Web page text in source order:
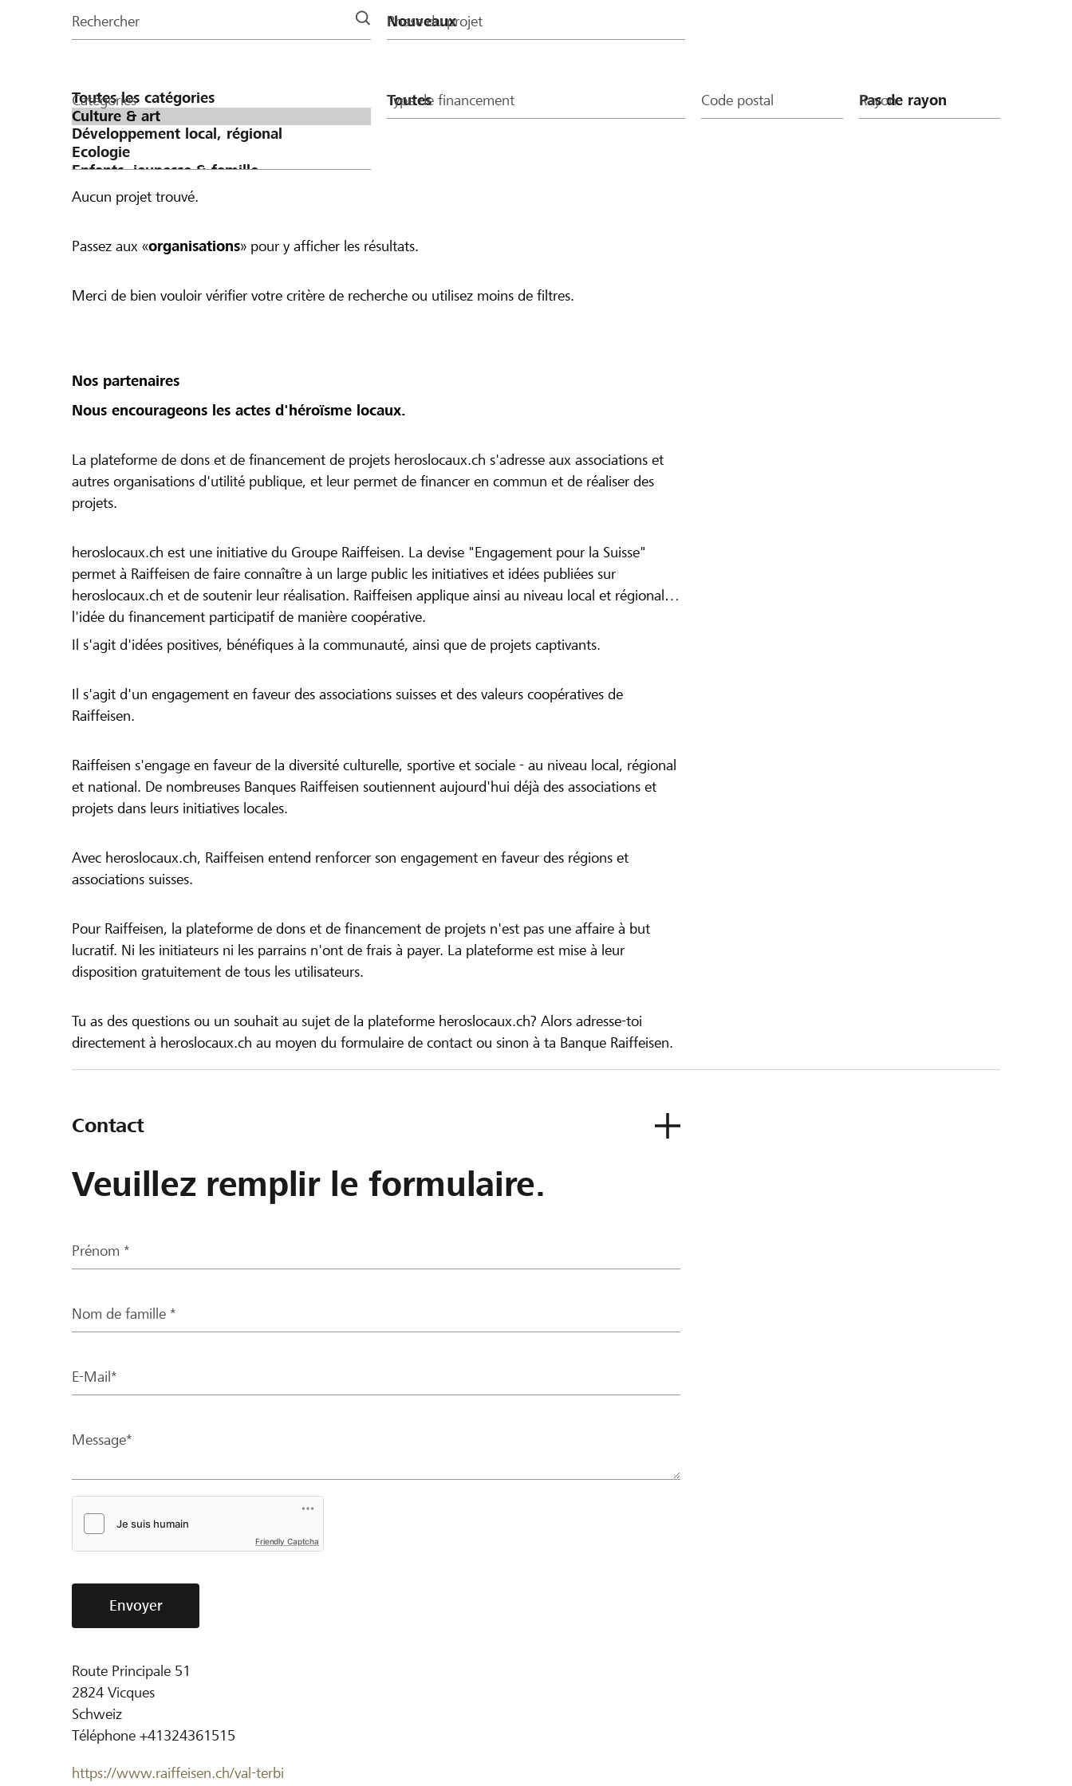
la
Rechercher Phase du projet
Catégories Type de financement Code postal Rayon
Aucun projet trouvé.
Passez aux «organisations» pour y afficher les résultats.
Merci de bien vouloir vérifier votre critère de recherche ou utilisez moins de filtres.
Nos partenaires
Nous encourageons les actes d'héroïsme locaux.
La plateforme de dons et de financement de projets heroslocaux.ch s'adresse aux associations et
autres organisations d'utilité publique, et leur permet de financer en commun et de réaliser des
projets.
heroslocaux.ch est une initiative du Groupe Raiffeisen. La devise "Engagement pour la Suisse"
permet à Raiffeisen de faire connaître à un large public les initiatives et idées publiées sur
heroslocaux.ch et de soutenir leur réalisation. Raiffeisen applique ainsi au niveau local et régional
l'idée du financement participatif de manière coopérative.
Il s'agit d'idées positives, bénéfiques à la communauté, ainsi que de projets captivants.
Il s'agit d'un engagement en faveur des associations suisses et des valeurs coopératives de
Raiffeisen.
Raiffeisen s'engage en faveur de la diversité culturelle, sportive et sociale - au niveau local, régional
et national. De nombreuses Banques Raiffeisen soutiennent aujourd'hui déjà des associations et
projets dans leurs initiatives locales.
Avec heroslocaux.ch, Raiffeisen entend renforcer son engagement en faveur des régions et
associations suisses.
Pour Raiffeisen, la plateforme de dons et de financement de projets n'est pas une affaire à but
lucratif. Ni les initiateurs ni les parrains n'ont de frais à payer. La plateforme est mise à leur
disposition gratuitement de tous les utilisateurs.
Tu as des questions ou un souhait au sujet de la plateforme heroslocaux.ch? Alors adresse-toi
directement à heroslocaux.ch au moyen du formulaire de contact ou sinon à ta Banque Raiffeisen.
Contact
Veuillez remplir le formulaire.
Prénom *
Nom de famille *
E-Mail*
Message*
Friendly Captcha
Envoyer
Route Principale 51
2824 Vicques
Schweiz
Téléphone +41324361515
https://www.raiffeisen.ch/val-terbi